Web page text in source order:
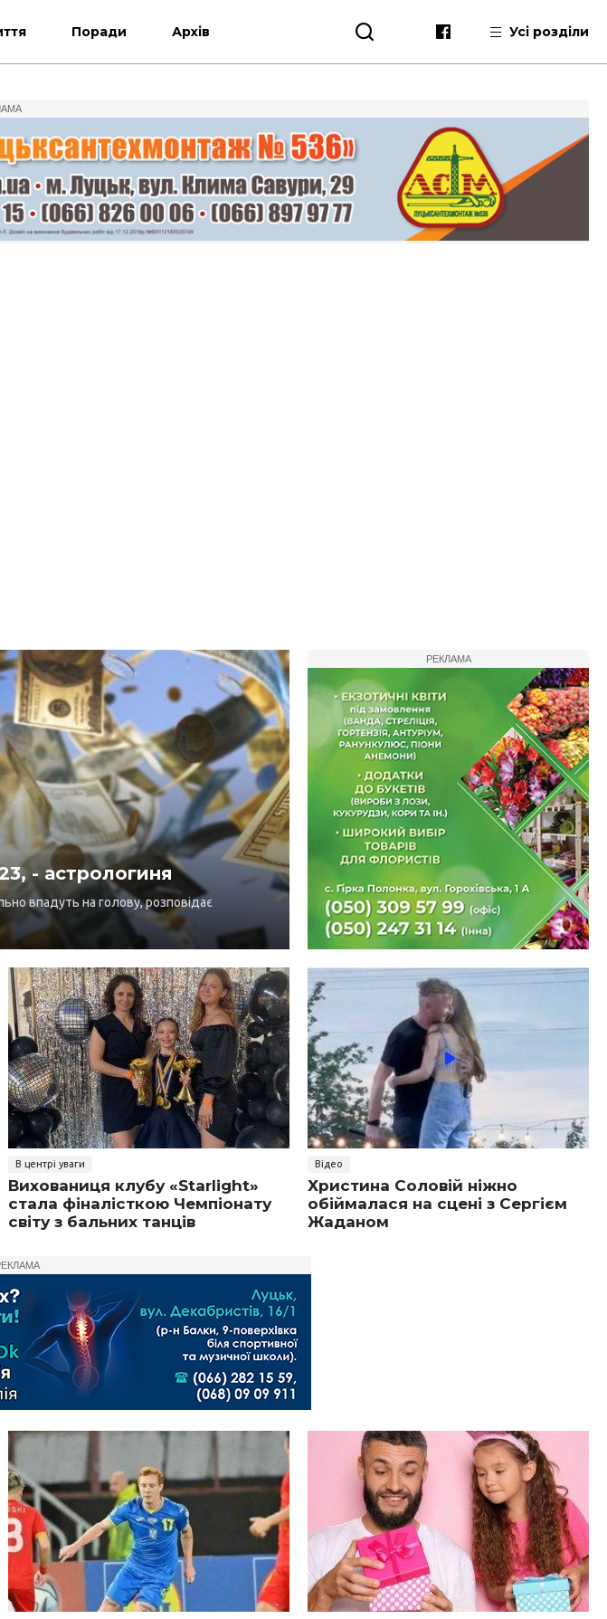
Поради Архів Усі розділи
- астрологиня
впадуть на голову, розповідає
РЕКЛАМА
В центрі уваги
Вихованиця клубу «Starlight»
стала фіналісткою Чемпіонату
світу з бальних танців
Відео
Христина Соловій ніжно
обіймалася на сцені з Сергієм
Жаданом